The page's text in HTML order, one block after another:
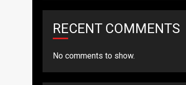
RECENT COMMENTS
No comments to show.